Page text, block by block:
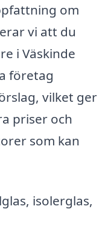
om
vi att du
i Väskinde
företag
vilket ger
priser och
som kan
isolerglas,